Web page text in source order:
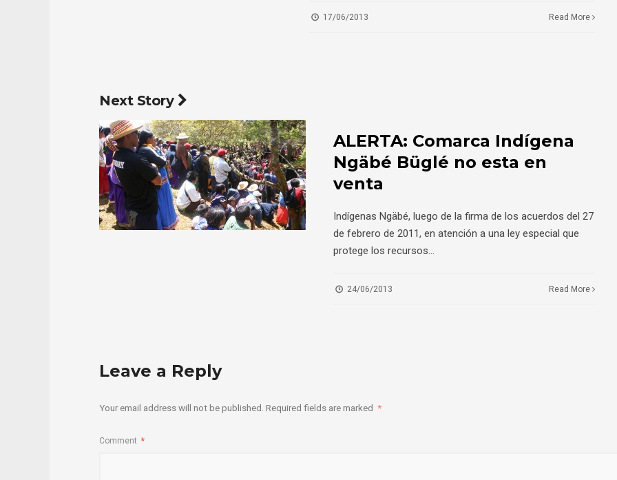
17/06/2013 Read More
Next Story
ALERTA: Comarca Indígena
Ngäbé Büglé no esta en
venta
Indígenas Ngäbé, luego de la firma de los acuerdos del 27
de febrero de 2011, en atención a una ley especial que
protege los recursos...
24/06/2013 Read More
Leave a Reply
Your email address will not be published. Required fields are marked *
Comment *